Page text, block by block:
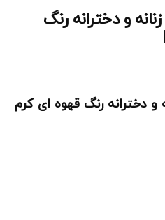
و دخترانه رنگ
دخترانه رنگ قهوه ای کرم